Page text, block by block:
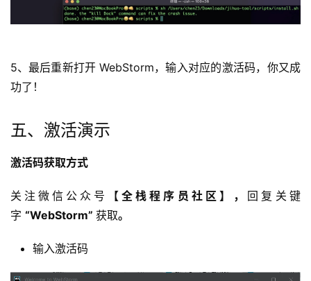
5、最后重新打开 WebStorm，输入对应的激活码，你又成
功了！
五、激活演示
激活码获取方式
关注微信公众号 【全栈程序员社区】 ， 回复关键
字 “WebStorm” 获取。
输入激活码